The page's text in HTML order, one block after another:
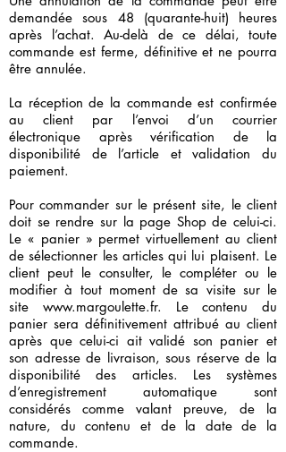
demandée sous 48 (quarante-huit) heures
après l’achat. Au-delà de ce délai, toute
commande est ferme, définitive et ne pourra
être annulée.
La réception de la commande est confirmée
au client par l’envoi d’un courrier
électronique après vérification de la
disponibilité de l’article et validation du
paiement.
Pour commander sur le présent site, le client
doit se rendre sur la page Shop de celui-ci.
Le « panier » permet virtuellement au client
de sélectionner les articles qui lui plaisent. Le
client peut le consulter, le compléter ou le
modifier à tout moment de sa visite sur le
site www.margoulette.fr. Le contenu du
panier sera définitivement attribué au client
après que celui-ci ait validé son panier et
son adresse de livraison, sous réserve de la
disponibilité des articles. Les systèmes
d’enregistrement automatique sont
considérés comme valant preuve, de la
nature, du contenu et de la date de la
commande.